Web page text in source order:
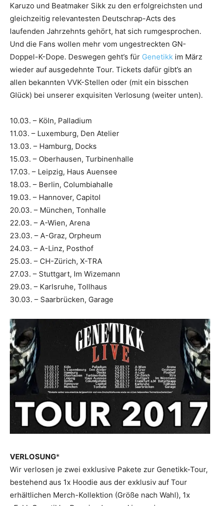
Karuzo und Beatmaker Sikk zu den erfolgreichsten und
gleichzeitig relevantesten Deutschrap-Acts des
laufenden Jahrzehnts gehört, hat sich rumgesprochen.
Und die Fans wollen mehr vom ungestreckten GN-
Doppel-K-Dope. Deswegen geht’s für Genetikk im März
wieder auf ausgedehnte Tour. Tickets dafür gibt’s an
allen bekannten VVK-Stellen oder (mit ein bisschen
Glück) bei unserer exquisiten Verlosung (weiter unten).
10.03. – Köln, Palladium
11.03. – Luxemburg, Den Atelier
13.03. – Hamburg, Docks
15.03. – Oberhausen, Turbinenhalle
17.03. – Leipzig, Haus Auensee
18.03. – Berlin, Columbiahalle
19.03. – Hannover, Capitol
20.03. – München, Tonhalle
22.03. – A-Wien, Arena
23.03. – A-Graz, Orpheum
24.03. – A-Linz, Posthof
25.03. – CH-Zürich, X-TRA
27.03. – Stuttgart, Im Wizemann
29.03. – Karlsruhe, Tollhaus
30.03. – Saarbrücken, Garage
VERLOSUNG*
Wir verlosen je zwei exklusive Pakete zur Genetikk-Tour,
bestehend aus 1x Hoodie aus der exklusiv auf Tour
erhältlichen Merch-Kollektion (Größe nach Wahl), 1x